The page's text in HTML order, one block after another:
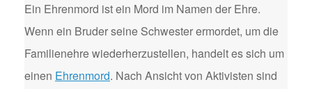
Ein Ehrenmord ist ein Mord im Namen der Ehre.
Wenn ein Bruder seine Schwester ermordet, um die
Familienehre wiederherzustellen, handelt es sich um
einen Ehrenmord. Nach Ansicht von Aktivisten sind